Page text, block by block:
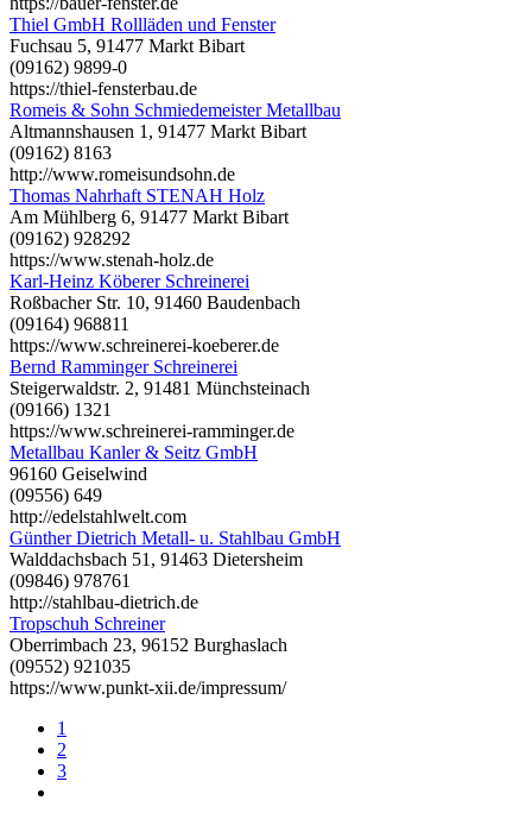
Thiel GmbH Rollläden und Fenster
Fuchsau 5, 91477 Markt Bibart
(09162) 9899-0
https://thiel-fensterbau.de
Romeis & Sohn Schmiedemeister Metallbau
Altmannshausen 1, 91477 Markt Bibart
(09162) 8163
http://www.romeisundsohn.de
Thomas Nahrhaft STENAH Holz
Am Mühlberg 6, 91477 Markt Bibart
(09162) 928292
https://www.stenah-holz.de
Karl-Heinz Köberer Schreinerei
Roßbacher Str. 10, 91460 Baudenbach
(09164) 968811
https://www.schreinerei-koeberer.de
Bernd Ramminger Schreinerei
Steigerwaldstr. 2, 91481 Münchsteinach
(09166) 1321
https://www.schreinerei-ramminger.de
Metallbau Kanler & Seitz GmbH
96160 Geiselwind
(09556) 649
http://edelstahlwelt.com
Günther Dietrich Metall- u. Stahlbau GmbH
Walddachsbach 51, 91463 Dietersheim
(09846) 978761
http://stahlbau-dietrich.de
Tropschuh Schreiner
Oberrimbach 23, 96152 Burghaslach
(09552) 921035
https://www.punkt-xii.de/impressum/
1
2
3